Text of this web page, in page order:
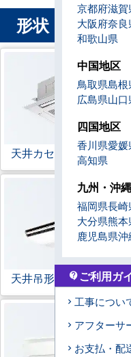
形状 から業
天井カセット形4方向
天井吊形
京都府滋賀
大阪府奈良
和歌山県
中国地区
鳥取県島根
広島県山口
四国地区
香川県愛媛
高知県
九州・沖
福岡県長崎
大分県熊本
鹿児島県沖
contact_support ご利用ガ
工事につい
アフターサ
お支払・配